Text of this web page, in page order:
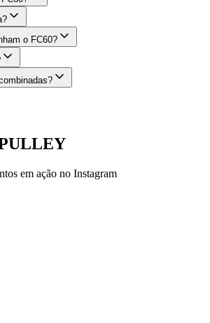
o FC60?
em ação no Instagram